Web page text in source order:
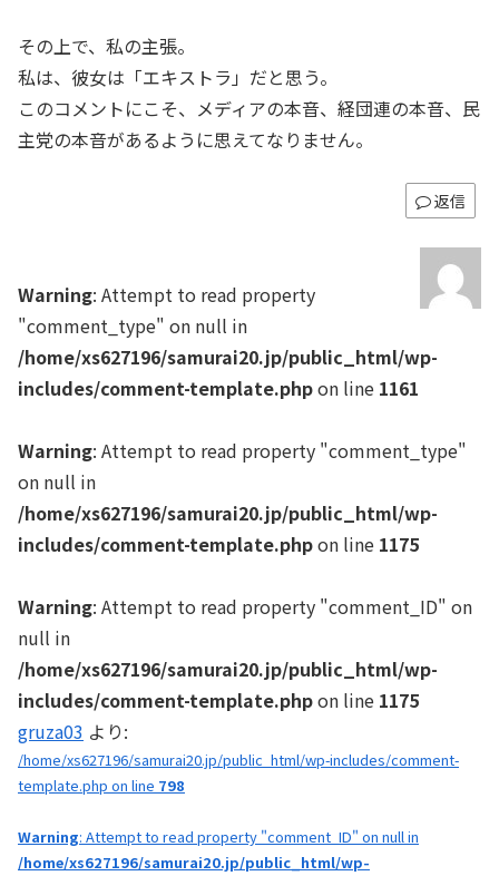
その上で、私の主張。
私は、彼女は「エキストラ」だと思う。
このコメントにこそ、メディアの本音、経団連の本音、民
主党の本音があるように思えてなりません。
返信
Warning: Attempt to read property
"comment_type" on null in
/home/xs627196/samurai20.jp/public_html/wp-
includes/comment-template.phpon line 1161
Warning: Attempt to read property "comment_type"
on null in
/home/xs627196/samurai20.jp/public_html/wp-
includes/comment-template.phpon line 1175
Warning: Attempt to read property "comment_ID" on
null in
/home/xs627196/samurai20.jp/public_html/wp-
includes/comment-template.phpon line 1175
gruza03 より:
/home/xs627196/samurai20.jp/public_html/wp-includes/comment-
template.php on line 798
Warning: Attempt to read property "comment_ID" on null in
/home/xs627196/samurai20.jp/public_html/wp-